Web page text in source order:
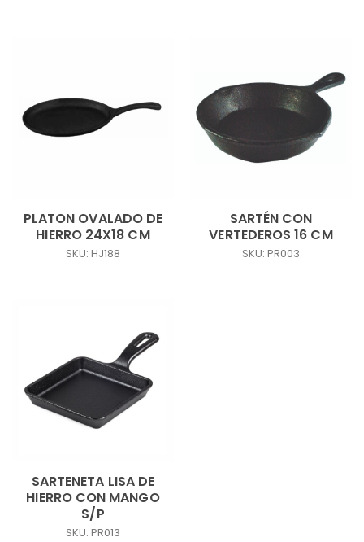
PLATON OVALADO DE
HIERRO 24X18 CM
SKU: HJ188
SARTÉN CON
VERTEDEROS 16 CM
SKU: PR003
SARTENETA LISA DE
HIERRO CON MANGO
S/P
SKU: PR013